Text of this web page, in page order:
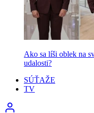
Ako sa líši oblek na
udalosti?
SÚŤAŽE
TV